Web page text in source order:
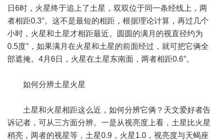
日6时，火星终于追上了土星，双双位于同一条经线上，两
者相距0.3°。这不是最短的相距，根据理论计算，再过几个
小时，火星和土星才相距最近。圆圆的满月的视直径约为
0.5度°，如果满月在火星和土星的前面经过，就可把它俩全
部遮掩。4月6日，火星在土星东南面，两者相距0.6°。
如何分辨土星火星
土星和火星相距这么近，如何分辨它俩？天文爱好者告
诉记者，可从三方面分辨。一是从视亮度上看，土星比火星
稍亮，两者的视星等，土星0.9，火星1.0，视亮度与天蝎座